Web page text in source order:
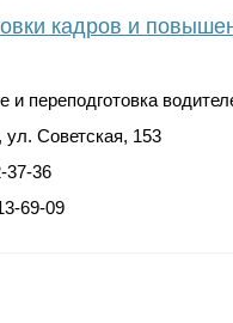
кадров и
и переподготовка
ул. Советская, 153
37-36
69-09